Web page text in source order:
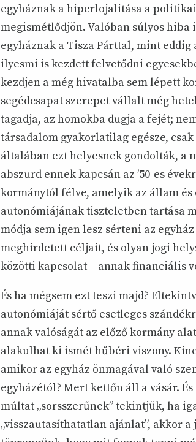
egyháznak a hiperlojalitása a
megismétlődjön. Valóban súlyos
egyháznak a Tisza Párttal, mint
ilyesmi is kezdett felvetődni
kezdjen a még hivatalba sem lépett
segédcsapat szerepet vállalt még
tagadja, az homokba dugja a fejét;
társadalom gyakorlatilag egésze,
általában ezt helyesnek gondolták, a
abszurd ennek kapcsán az ’50-es
kormánytól félve, amelyik az állam és
autonómiájának tiszteletben tartása
módja sem igen lesz sérteni az
meghirdetett céljait, és olyan jogi
közötti kapcsolat – annak financiális
És ha mégsem ezt teszi majd?
autonómiáját sértő esetleges
annak valóságát az előző kormány
alakulhat ki ismét hűbéri viszony.
amikor az egyház önmagával való
egyházétól? Mert kettőn áll a vásár.
múltat „sorsszerűnek” tekintjük, ha
„visszautasíthatatlan ajánlat”, akkor